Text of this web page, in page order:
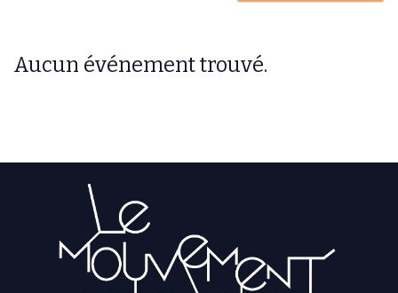
Aucun événement trouvé.